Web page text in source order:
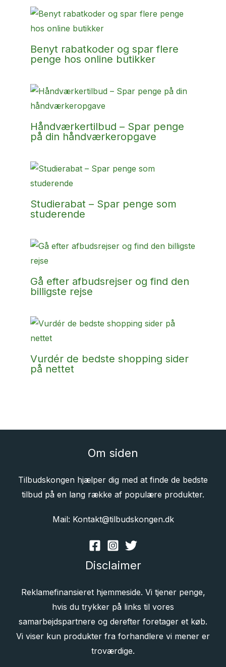
Benyt rabatkoder og spar flere
penge hos online butikker
Håndværkertilbud – Spar penge
på din håndværkeropgave
Studierabat – Spar penge som
studerende
Gå efter afbudsrejser og find den
billigste rejse
Vurdér de bedste shopping sider
på nettet
Om siden
Tilbudskongen hjælper dig med at finde de bedste
tilbud på en lang række af populære produkter.
Mail: Kontakt@tilbudskongen.dk
Disclaimer
Reklamefinansieret hjemmeside. Vi tjener penge,
hvis du trykker på links til vores
samarbejdspartnere og derefter foretager et køb.
Vi viser kun produkter fra forhandlere vi mener er
troværdige.